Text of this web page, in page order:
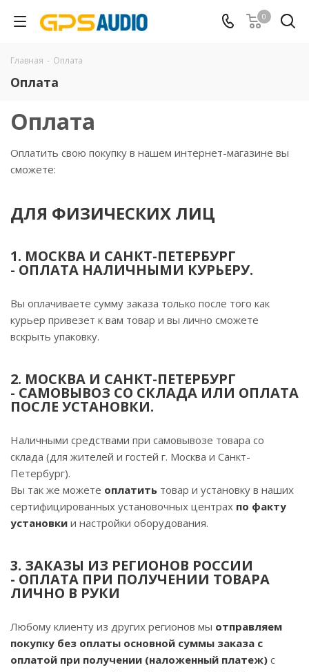
0
Главная - Оплата
Оплата
Оплата
Оплатить свою покупку в нашем интернет-магазине вы
сможете:
ДЛЯ ФИЗИЧЕСКИХ ЛИЦ
1. МОСКВА И САНКТ-ПЕТЕРБУРГ
- ОПЛАТА НАЛИЧНЫМИ КУРЬЕРУ.
Вы оплачиваете сумму заказа только после того как
курьер привезет к вам товар и вы лично сможете
вскрыть упаковку.
2. МОСКВА И САНКТ-ПЕТЕРБУРГ
- САМОВЫВОЗ СО СКЛАДА ИЛИ ОПЛАТА
ПОСЛЕ УСТАНОВКИ.
Наличными средствами при самовывозе товара со
склада (для жителей и гостей г. Москва и Санкт-
Петербург).
Вы так же можете оплатить товар и установку в наших
сертифицированных установочных центрах по факту
установки и настройки оборудования.
3. ЗАКАЗЫ ИЗ РЕГИОНОВ РОССИИ
- ОПЛАТА ПРИ ПОЛУЧЕНИИ ТОВАРА
ЛИЧНО В РУКИ
Любому клиенту из других регионов мы отправляем
покупку без оплаты основной суммы заказа с
оплатой при получении (наложенный платеж) с